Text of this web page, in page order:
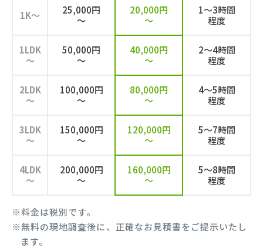
1K～
25,000円
～
20,000円
～
1～3時間
程度
1LDK
～
50,000円
～
40,000円
～
2～4時間
程度
2LDK
～
100,000円
～
80,000円
～
4～5時間
程度
3LDK
～
150,000円
～
120,000円
～
5～7時間
程度
4LDK
～
200,000円
～
160,000円
～
5～8時間
程度
※料金は税別です。
※無料の現地調査後に、正確なお見積書をご提示いたし
ます。